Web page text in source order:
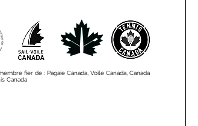
fier de : Pagaie Canada, Voile Canada, Canada
Canada